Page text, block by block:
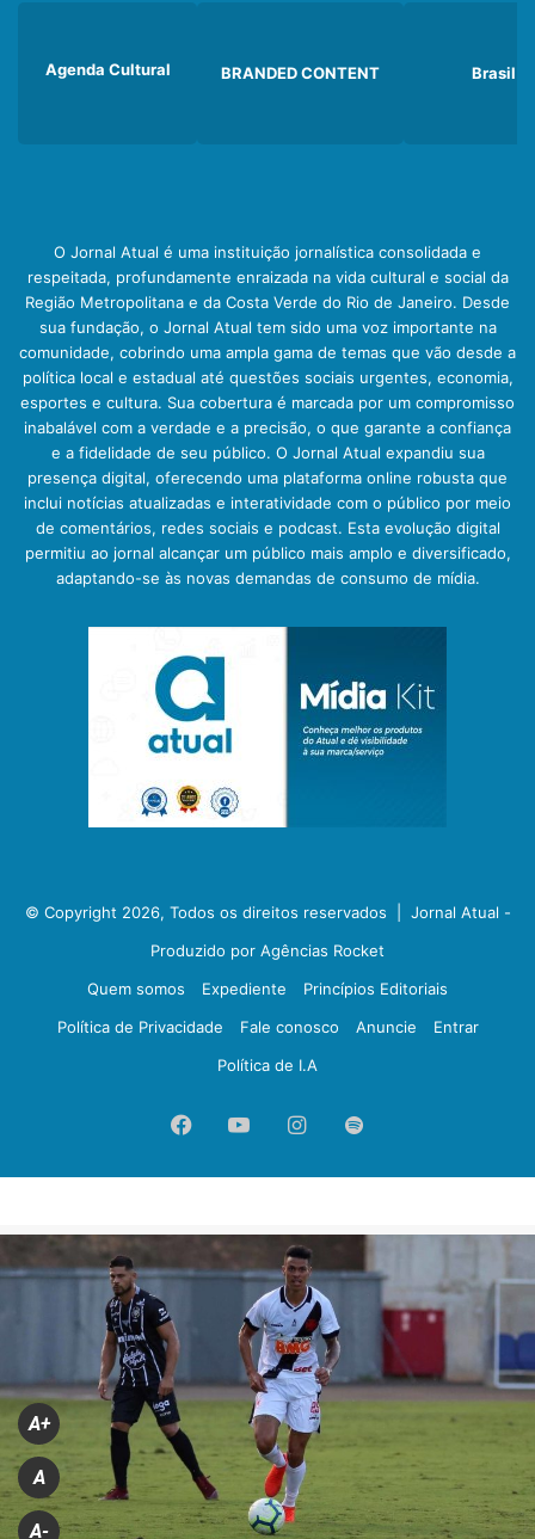
Agenda Cultural BRANDED CONTENT Brasil
O Jornal Atual é uma instituição jornalística consolidada e
respeitada, profundamente enraizada na vida cultural e social da
Região Metropolitana e da Costa Verde do Rio de Janeiro. Desde
sua fundação, o Jornal Atual tem sido uma voz importante na
comunidade, cobrindo uma ampla gama de temas que vão desde a
política local e estadual até questões sociais urgentes, economia,
esportes e cultura. Sua cobertura é marcada por um compromisso
inabalável com a verdade e a precisão, o que garante a confiança
e a fidelidade de seu público. O Jornal Atual expandiu sua
presença digital, oferecendo uma plataforma online robusta que
inclui notícias atualizadas e interatividade com o público por meio
de comentários, redes sociais e podcast. Esta evolução digital
permitiu ao jornal alcançar um público mais amplo e diversificado,
adaptando-se às novas demandas de consumo de mídia.
© Copyright 2026, Todos os direitos reservados | Jornal Atual -
Produzido por Agências Rocket
Quem somos
Expediente
Princípios Editoriais
Política de Privacidade
Fale conosco Anuncie
Entrar
Política de I.A
FacebookYouTubeInstagram
Spotify
A+
A
A-